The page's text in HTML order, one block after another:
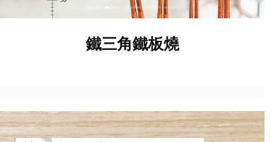
o
n
鐵三角鐵板燒